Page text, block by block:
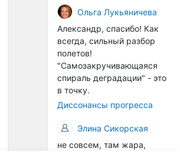
организмы, и потом они
могут быть перенесены в
другие регионы. Поэтому
проблема вполне реальная
— просто я бы говорила не
о неизбежной катастрофе,
а о повышенном риске,
который нельзя
игнорировать. А так да 👍
Ольга Лукьяничева
Александр, спасибо! Как
всегда, сильный разбор
полетов!
"Самозакручивающаяся
спираль деградации" - это
в точку.
Диссонансы прогресса
Элина Сикорская
не совсем, там жара,